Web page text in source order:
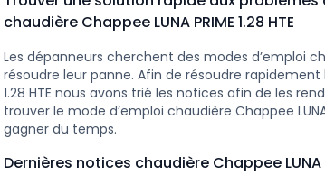
chaudière Chappee LUNA PRIME 1.28 HTE
Les dépanneurs cherchent des modes d’emploi
résoudre leur panne. Afin de résoudre rapidement
1.28 HTE nous avons trié les notices afin de les
trouver le mode d’emploi chaudière Chappee
gagner du temps.
Dernières notices chaudière Chappee LUNA